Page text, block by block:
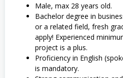
Male, max 28 years old.
Bachelor degree in
or a related field, fresh
apply! Experienced
project is a plus.
Proficiency in English
is mandatory.